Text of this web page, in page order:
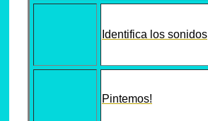
Identifica los sonidos
Pintemos!